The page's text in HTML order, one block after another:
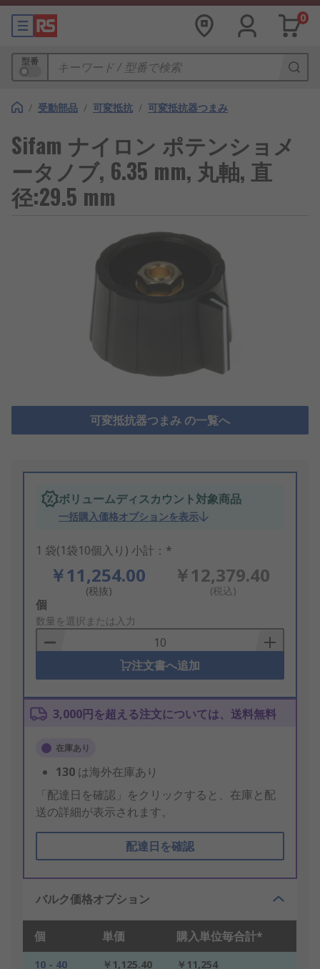
0
型番
/ 受動部品 / 可変抵抗 / 可変抵抗器つまみ
Sifam ナイロン ポテンショメ
ータノブ, 6.35 mm, 丸軸, 直
径:29.5 mm
可変抵抗器つまみ の一覧へ
ボリュームディスカウント対象商品
一括購入価格オプションを表示
1 袋(1袋10個入り) 小計：*
￥11,254.00
(税抜)
￥12,379.40
(税込)
Add
to
Basket
個
数量を選択または入力
注文書へ追加
3,000円を超える注文については、送料無料
在庫あり
130 は海外在庫あり
「配達日を確認」をクリックすると、在庫と配
送の詳細が表示されます。
配達日を確認
バルク価格オプション
個 単価 購入単位毎合計*
10 - 40 ￥1,125.40
￥11,254